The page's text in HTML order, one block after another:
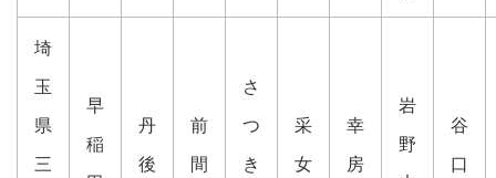
埼
玉
県
三
早
稲
丹
後
前
間
さ
つ
き
采
女
幸
房
岩
野
谷
口